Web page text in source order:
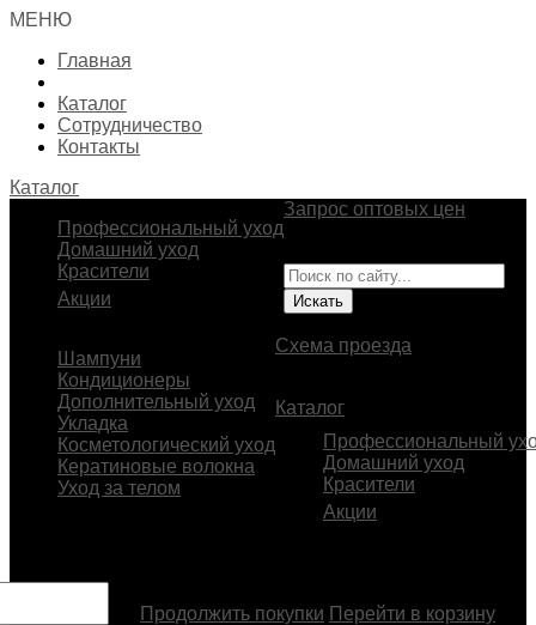
МЕНЮ
Главная
Каталог
Сотрудничество
Контакты
Каталог
Профессиональный уход
Домашний уход
Красители
Акции
Шампуни
Кондиционеры
Дополнительный уход
Укладка
Косметологический уход
Кератиновые волокна
Уход за телом
Запрос оптовых цен
Схема проезда
Каталог
Профессиональный
Домашний уход
Красители
Акции
Продолжить покупки Перейти в корзину